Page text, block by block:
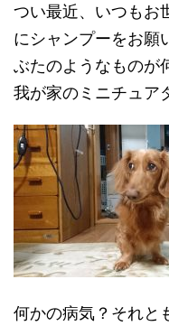
つい最近、いつもお
にシャンプーをお願
ぶたのようなものが
我が家のミニチュア
何かの病気？それと